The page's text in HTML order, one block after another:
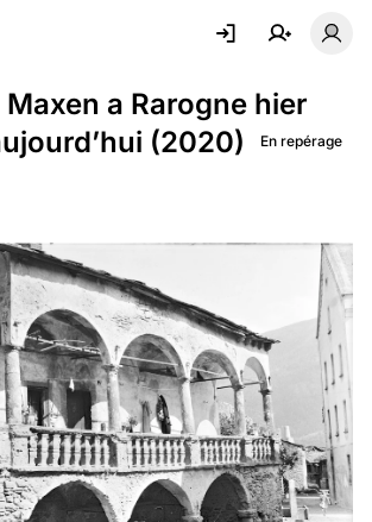
de navigation
a Rarogne hier
(2020)
En repérage